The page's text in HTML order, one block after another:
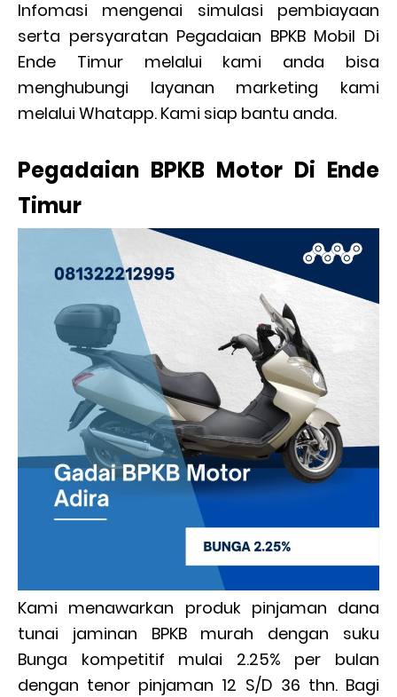
Infomasi mengenai simulasi pembiayaan
serta persyaratan Pegadaian BPKB Mobil Di
Ende Timur melalui kami anda bisa
menghubungi layanan marketing kami
melalui Whatapp. Kami siap bantu anda.
Pegadaian BPKB Motor Di Ende
Timur
Kami menawarkan produk pinjaman dana
tunai jaminan BPKB murah dengan suku
Bunga kompetitif mulai 2.25% per bulan
dengan tenor pinjaman 12 S/D 36 thn. Bagi